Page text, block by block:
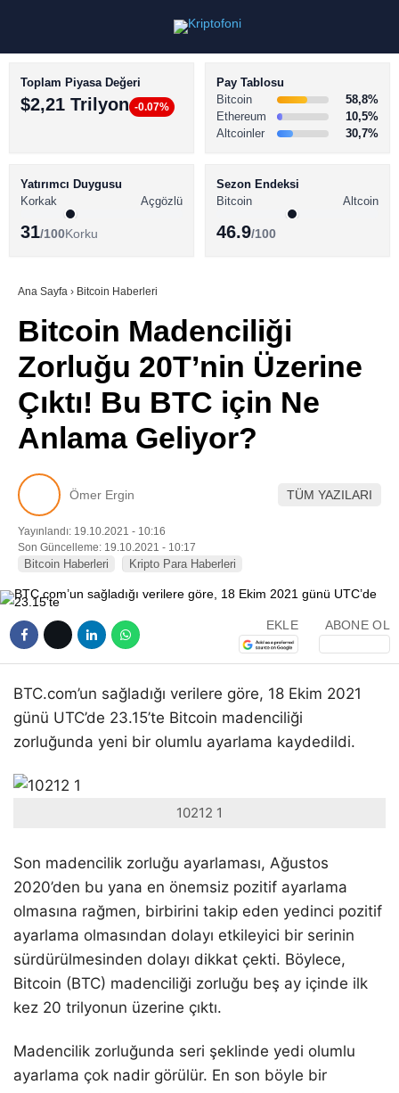
Youtube
TikTok
BİTCOİN HABERLERİ
ALTCOİN HABERLERİ
SÖZLÜK
Toplam Piyasa Değeri
$2,21 Trilyon -0.07%
Pay Tablosu
Bitcoin
58,8%
Ethereum
10,5%
Altcoinler
30,7%
Yatırımcı Duygusu
Korkak
Açgözlü
31/100Korku
Sezon Endeksi
Bitcoin
Altcoin
46.9/100
Ana Sayfa › Bitcoin Haberleri
Bitcoin Madenciliği
Zorluğu 20T’nin Üzerine
Çıktı! Bu BTC için Ne
Anlama Geliyor?
Ömer Ergin TÜM YAZILARI
Yayınlandı: 19.10.2021 - 10:16
Son Güncelleme: 19.10.2021 - 10:17
Bitcoin Haberleri Kripto Para Haberleri
EKLE ABONE OL
BTC.com’un sağladığı verilere göre, 18 Ekim 2021
günü UTC’de 23.15’te Bitcoin madenciliği
zorluğunda yeni bir olumlu ayarlama kaydedildi.
10212 1
Son madencilik zorluğu ayarlaması, Ağustos
2020’den bu yana en önemsiz pozitif ayarlama
olmasına rağmen, birbirini takip eden yedinci pozitif
ayarlama olmasından dolayı etkileyici bir serinin
sürdürülmesinden dolayı dikkat çekti. Böylece,
Bitcoin (BTC) madenciliği zorluğu beş ay içinde ilk
kez 20 trilyonun üzerine çıktı.
Madencilik zorluğunda seri şeklinde yedi olumlu
ayarlama çok nadir görülür. En son böyle bir